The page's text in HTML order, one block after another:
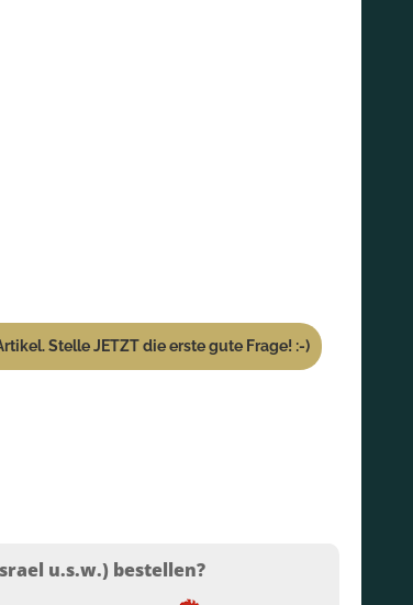
Stelle JETZT die erste gute Frage! :-)
u.s.w.) bestellen?